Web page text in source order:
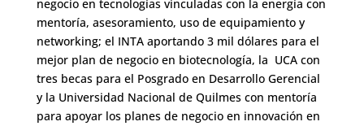
negocio en tecnologías vinculadas con la energía con
mentoría, asesoramiento, uso de equipamiento y
networking; el INTA aportando 3 mil dólares para el
mejor plan de negocio en biotecnología, la UCA con
tres becas para el Posgrado en Desarrollo Gerencial
y la Universidad Nacional de Quilmes con mentoría
para apoyar los planes de negocio en innovación en